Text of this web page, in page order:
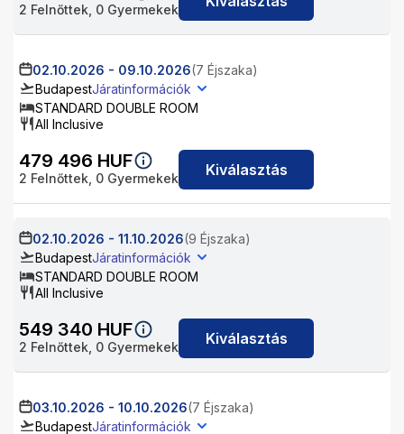
2 Felnőttek, 0 Gyermekek
02.10.2026 - 09.10.2026(7 Éjszaka)
BudapestJáratinformációk
STANDARD DOUBLE ROOM
All Inclusive
479 496 HUF
2 Felnőttek, 0 Gyermekek Kiválasztás
02.10.2026 - 11.10.2026(9 Éjszaka)
BudapestJáratinformációk
STANDARD DOUBLE ROOM
All Inclusive
549 340 HUF
2 Felnőttek, 0 Gyermekek Kiválasztás
03.10.2026 - 10.10.2026(7 Éjszaka)
BudapestJáratinformációk